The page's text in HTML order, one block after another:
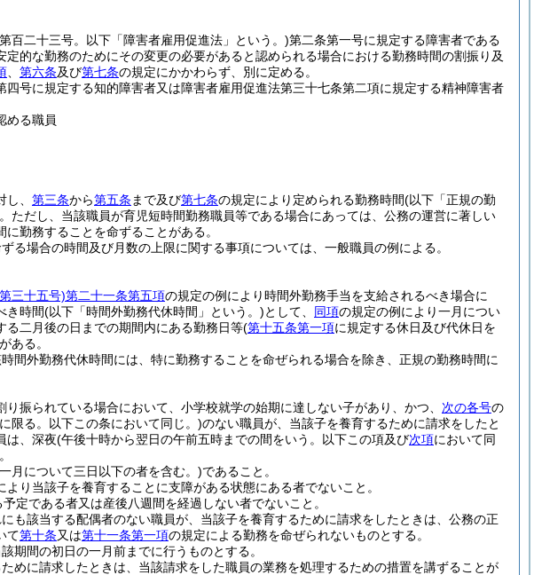
百二十三号。以下「障害者雇用促進法」という。)第二条第一号に規定する障害者である
的な勤務のためにその変更の必要があると認められる場合における勤務時間の割振り及
第六条及び第七条の規定にかかわらず、別に定める。
号に規定する知的障害者又は障害者雇用促進法第三十七条第二項に規定する精神障害者
める職員
、 第三条から第五条 まで及び第七条の規定により定められる勤務時間(以下「正規の勤
ただし、当該職員が育児短時間勤務職員等である場合にあっては、公務の運営に著しい
勤務することを命ずることがある。
る場合の時間及び月数の上限に関する事項については、一般職員の例による。
三十五号)第二十一条第五項の規定の例により時間外勤務手当を支給されるべき場合に
き時間(以下「時間外勤務代休時間」という。)として、 同項の規定の例により一月につい
二月後の日までの期間内にある勤務日等(第十五条第一項に規定する休日及び代休日を
ある。
間外勤務代休時間には、特に勤務することを命ぜられる場合を除き、正規の勤務時間に
振られている場合において、小学校就学の始期に達しない子があり、かつ、 次の各号の
限る。以下この条において同じ。)のない職員が、当該子を養育するために請求をしたと
は、深夜(午後十時から翌日の午前五時までの間をいう。以下この項及び次項において同
月について三日以下の者を含む。)であること。
り当該子を養育することに支障がある状態にある者でないこと。
定である者又は産後八週間を経過しない者でないこと。
も該当する配偶者のない職員が、当該子を養育するために請求をしたときは、公務の正
て第十条又は第十一条第一項の規定による勤務を命ぜられないものとする。
期間の初日の一月前までに行うものとする。
めに請求したときは、当該請求をした職員の業務を処理するための措置を講ずることが